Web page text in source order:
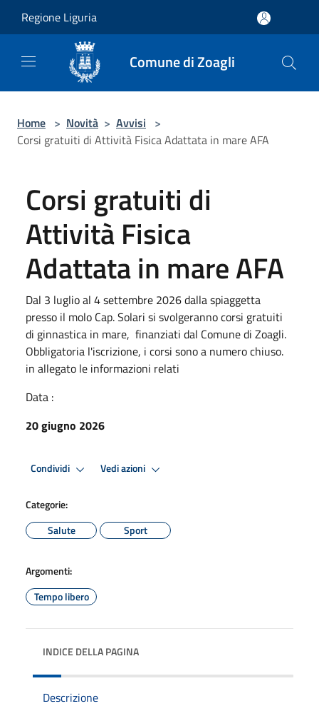
Regione Liguria
Comune di Zoagli
Home > Novità > Avvisi >
Corsi gratuiti di Attività Fisica Adattata in mare AFA
Corsi gratuiti di
Attività Fisica
Adattata in mare AFA
Dal 3 luglio al 4 settembre 2026 dalla spiaggetta
presso il molo Cap. Solari si svolgeranno corsi gratuiti
di ginnastica in mare, finanziati dal Comune di Zoagli.
Obbligatoria l'iscrizione, i corsi sono a numero chiuso.
in allegato le informazioni relati
Data :
20 giugno 2026
Condividi Vedi azioni
Categorie:
Salute
Sport
Argomenti:
Tempo libero
INDICE DELLA PAGINA
Descrizione